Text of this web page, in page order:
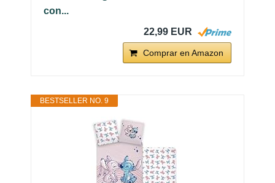
con...
22,99 EUR
Comprar en Amazon
BESTSELLER NO. 9